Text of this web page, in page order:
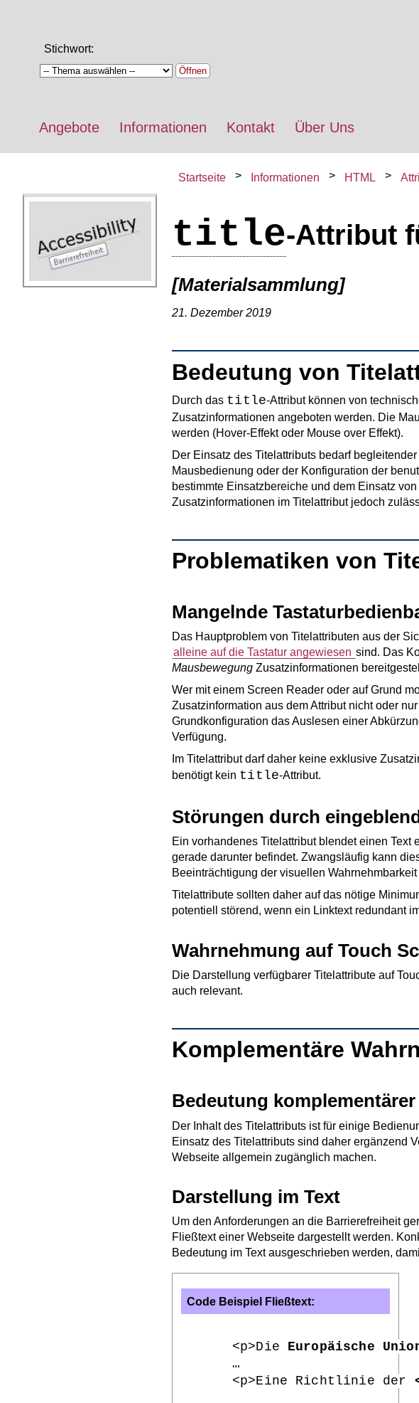
Stichwort:
Öffnen
Angebote Informationen Kontakt Über Uns
Startseite Informationen HTML
title-Attribut
[Materialsammlung]
21. Dezember 2019
Bedeutung von
Durch das title-Attribut können von
Zusatzinformationen angeboten werden. Die
werden (Hover-Effekt oder Mouse over Effekt).
Der Einsatz des Titelattributs bedarf
Mausbedienung oder der Konfiguration der
bestimmte Einsatzbereiche und dem Einsatz
Zusatzinformationen im Titelattribut jedoch
Problematiken von
Mangelnde
Das Hauptproblem von Titelattributen aus der
alleine auf die Tastatur angewiesen sind. Das
Mausbewegung Zusatzinformationen
Wer mit einem Screen Reader oder auf Grund
Zusatzinformation aus dem Attribut nicht oder
Grundkonfiguration das Auslesen einer
Verfügung.
Im Titelattribut darf daher keine exklusive
benötigt kein title-Attribut.
Störungen durch
Ein vorhandenes Titelattribut blendet einen
gerade darunter befindet. Zwangsläufig kann
Beeinträchtigung der visuellen
Titelattribute sollten daher auf das nötige
potentiell störend, wenn ein Linktext redundant
Wahrnehmung auf Touch
Die Darstellung verfügbarer Titelattribute auf
auch relevant.
Komplementäre
Bedeutung
Der Inhalt des Titelattributs ist für einige
Einsatz des Titelattributs sind daher ergänzend
Webseite allgemein zugänglich machen.
Darstellung im Text
Um den Anforderungen an die Barrierefreiheit
Fließtext einer Webseite dargestellt werden.
Bedeutung im Text ausgeschrieben werden,
Code Beispiel Fließtext:
<p>Die Europäische
…
<p>Eine Richtlinie der